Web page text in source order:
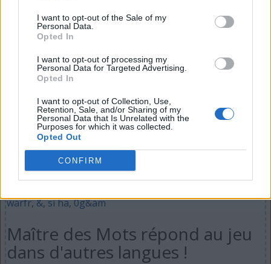
I want to opt-out of the Sale of my
Personal Data.
Opted In
I want to opt-out of processing my
Personal Data for Targeted Advertising.
Opted In
I want to opt-out of Collection, Use,
Retention, Sale, and/or Sharing of my
Personal Data that Is Unrelated with the
Purposes for which it was collected.
Opted Out
CONFIRM
(142votes, moyenne:3,20
Télécharger Maître des Mots
D'autres sont à la recherche:
-3232,j&,+&,iec 6,viper,smb2-
warfr,&,si ha,0g&am
Maître des Mots répond au jeu
dans d'autres langues !